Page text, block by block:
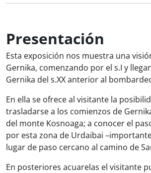
Presentación
Esta exposición nos muestra una
Gernika, comenzando por el s.I y
Gernika del s.XX anterior al
En ella se ofrece al visitante la
trasladarse a los comienzos de
del monte Kosnoaga; a conocer el
por esta zona de Urdaibai
lugar de paso cercano al camino de
En posteriores acuarelas el visitante